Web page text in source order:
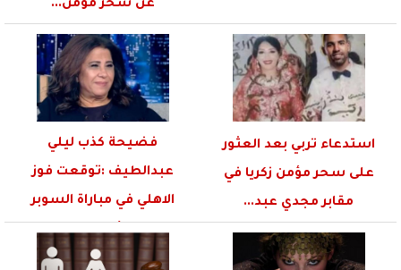
عن سحر مؤمن...
استدعاء تربي بعد العثور
على سحر مؤمن زكريا في
مقابر مجدي عبد...
فضيحة كذب ليلي
عبدالطيف :توقعت فوز
الاهلي في مباراة السوبر
الأفريقي